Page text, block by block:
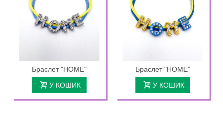
Браслет "HOME"
У КОШИК
Браслет "HOME"
У КОШИК